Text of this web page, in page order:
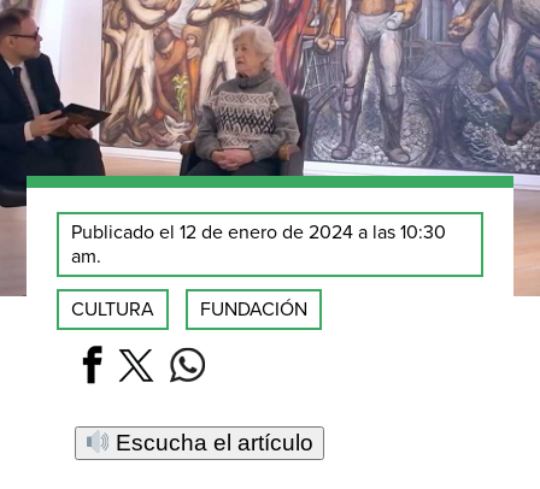
Publicado el 12 de enero de 2024 a las 10:30
am.
CULTURA FUNDACIÓN
Escucha el artículo